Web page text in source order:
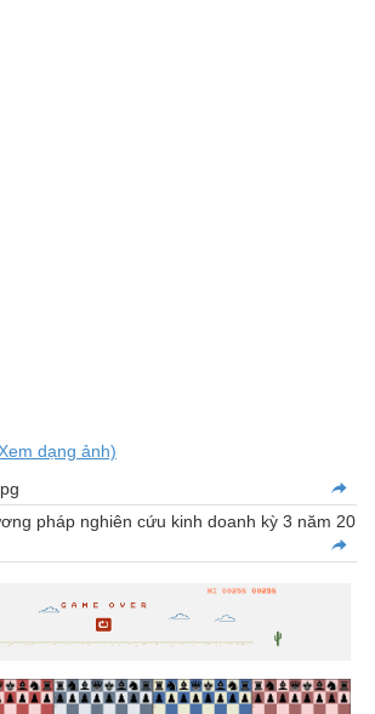
dạng ảnh)
pháp nghiên cứu kinh doanh kỳ 3 năm 20